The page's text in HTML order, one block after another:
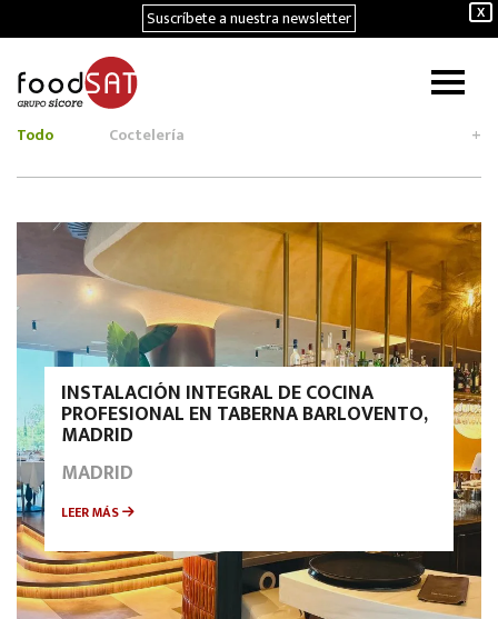
X
Suscríbete a nuestra newsletter
Todo Coctelería +
INSTALACIÓN INTEGRAL DE COCINA
PROFESIONAL EN TABERNA BARLOVENTO,
MADRID
MADRID
LEER MÁS